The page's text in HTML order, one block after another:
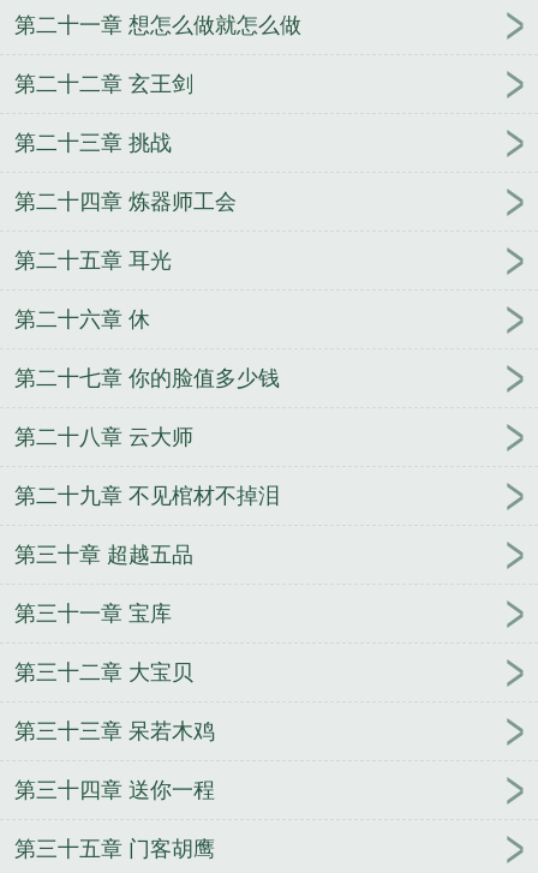
第二十一章 想怎么做就怎么做
第二十二章 玄王剑
第二十三章 挑战
第二十四章 炼器师工会
第二十五章 耳光
第二十六章 休
第二十七章 你的脸值多少钱
第二十八章 云大师
第二十九章 不见棺材不掉泪
第三十章 超越五品
第三十一章 宝库
第三十二章 大宝贝
第三十三章 呆若木鸡
第三十四章 送你一程
第三十五章 门客胡鹰